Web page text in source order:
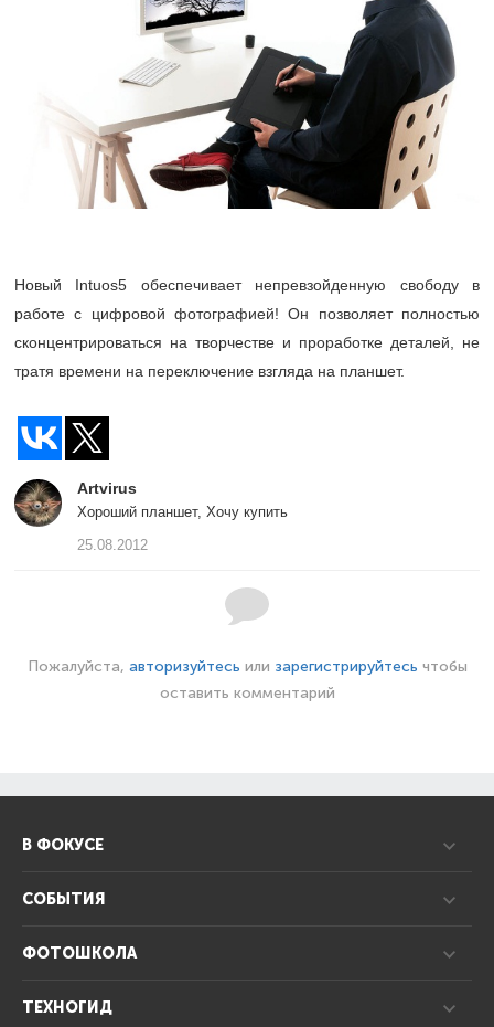
Новый Intuos5 обеспечивает непревзойденную свободу в
работе с цифровой фотографией! Он позволяет полностью
сконцентрироваться на творчестве и проработке деталей, не
тратя времени на переключение взгляда на планшет.
Artvirus
Хороший планшет, Хочу купить
25.08.2012
Пожалуйста, авторизуйтесь или зарегистрируйтесь чтобы
оставить комментарий
В ФОКУСЕ
СОБЫТИЯ
ФОТОШКОЛА
ТЕХНОГИД